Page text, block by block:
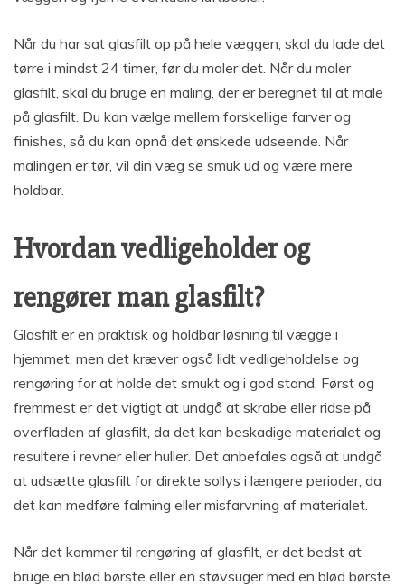
Når du har sat glasfilt op på hele væggen, skal du lade det
tørre i mindst 24 timer, før du maler det. Når du maler
glasfilt, skal du bruge en maling, der er beregnet til at male
på glasfilt. Du kan vælge mellem forskellige farver og
finishes, så du kan opnå det ønskede udseende. Når
malingen er tør, vil din væg se smuk ud og være mere
holdbar.
Hvordan vedligeholder og
rengører man glasfilt?
Glasfilt er en praktisk og holdbar løsning til vægge i
hjemmet, men det kræver også lidt vedligeholdelse og
rengøring for at holde det smukt og i god stand. Først og
fremmest er det vigtigt at undgå at skrabe eller ridse på
overfladen af glasfilt, da det kan beskadige materialet og
resultere i revner eller huller. Det anbefales også at undgå
at udsætte glasfilt for direkte sollys i længere perioder, da
det kan medføre falming eller misfarvning af materialet.
Når det kommer til rengøring af glasfilt, er det bedst at
bruge en blød børste eller en støvsuger med en blød børste